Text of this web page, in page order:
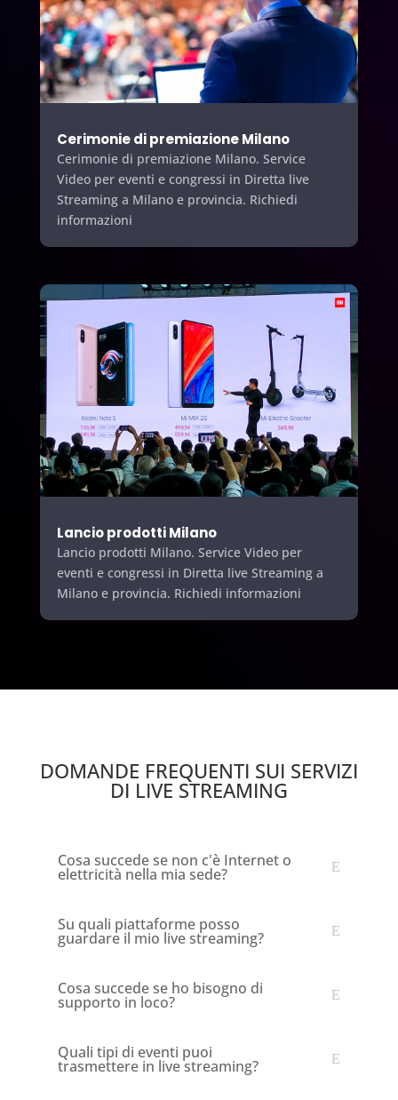
Cerimonie di premiazione Milano
Cerimonie di premiazione Milano. Service
Video per eventi e congressi in Diretta live
Streaming a Milano e provincia. Richiedi
informazioni
Lancio prodotti Milano
Lancio prodotti Milano. Service Video per
eventi e congressi in Diretta live Streaming a
Milano e provincia. Richiedi informazioni
DOMANDE FREQUENTI SUI SERVIZI
DI LIVE STREAMING
Cosa succede se non c'è Internet o
elettricità nella mia sede?
Su quali piattaforme posso
guardare il mio live streaming?
Cosa succede se ho bisogno di
supporto in loco?
Quali tipi di eventi puoi
trasmettere in live streaming?